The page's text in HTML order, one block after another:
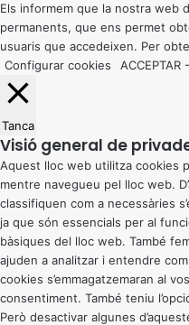
button
Els informem que la nostra web
permanents, que ens permet
usuaris que accedeixen. Per
Configurar cookies
ACCEPTAR -
Tanca
Visió general de
Aquest lloc web utilitza cookies
mentre navegueu pel lloc web.
classifiquen com a necessàries
ja que són essencials per al
bàsiques del lloc web. També
ajuden a analitzar i entendre
cookies s’emmagatzemaran al
consentiment. També teniu
Però desactivar algunes